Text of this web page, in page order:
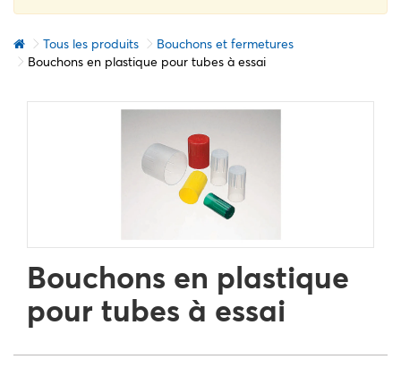
Tous les produits
Bouchons et fermetures
Bouchons en plastique pour tubes à essai
Bouchons en plastique
pour tubes à essai